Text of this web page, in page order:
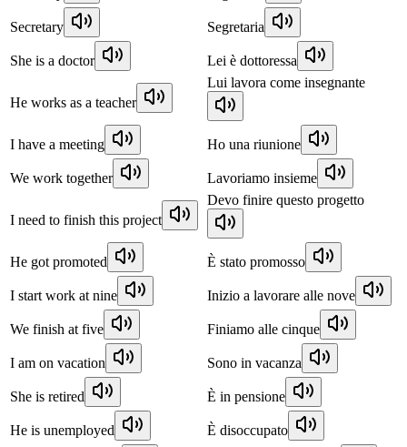
Secretary Segretaria
She is a doctor Lei è dottoressa
He works as a teacher
Lui lavora come insegnante
I have a meeting Ho una riunione
We work together Lavoriamo insieme
I need to finish this project
Devo finire questo progetto
He got promoted È stato promosso
I start work at nine Inizio a lavorare alle nove
We finish at five Finiamo alle cinque
I am on vacation Sono in vacanza
She is retired È in pensione
He is unemployed È disoccupato